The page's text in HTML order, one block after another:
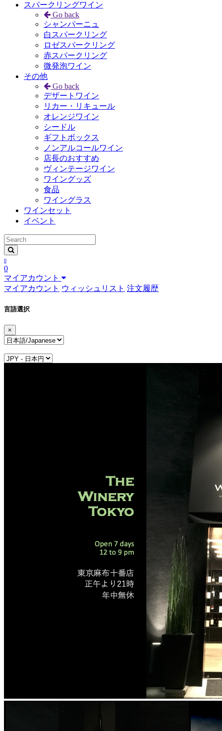
スパークリングワイン
Go back
シャンパーニュ
白スパークリング
ロゼスパークリング
赤スパークリング
微発泡ワイン
その他
Go back
デザートワイン
リカー・リキュール
オレンジワイン
シードル
ギフトボックス
ノンアルコールワイン
店長のおすすめ
ヴィンテージワイン
ワイングッズ
食品
ワイングラス
ワインセット
イベント
0
0
マイアカウント
マイアカウント ウィッシュリスト 注文履歴
言語選択
×